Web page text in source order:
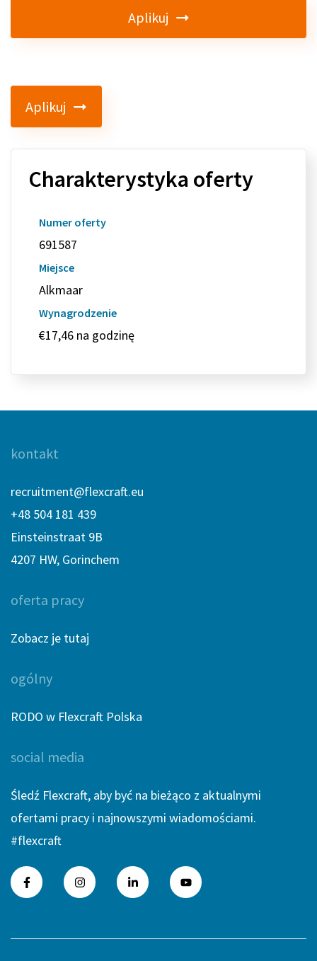
Aplikuj
Aplikuj
Charakterystyka oferty
Numer oferty
691587
Miejsce
Alkmaar
Wynagrodzenie
€17,46 na godzinę
kontakt
recruitment@flexcraft.eu
+48 504 181 439
Einsteinstraat 9B
4207 HW, Gorinchem
oferta pracy
Zobacz je tutaj
ogólny
RODO w Flexcraft Polska
social media
Śledź Flexcraft, aby być na bieżąco z aktualnymi
ofertami pracy i najnowszymi wiadomościami.
#flexcraft